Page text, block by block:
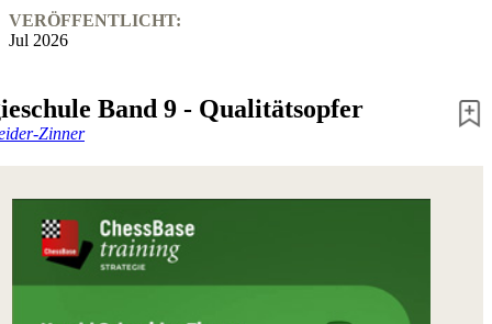
VERÖFFENTLICHT:
Jul 2026
Band 9 - Qualitätsopfer
Zinner